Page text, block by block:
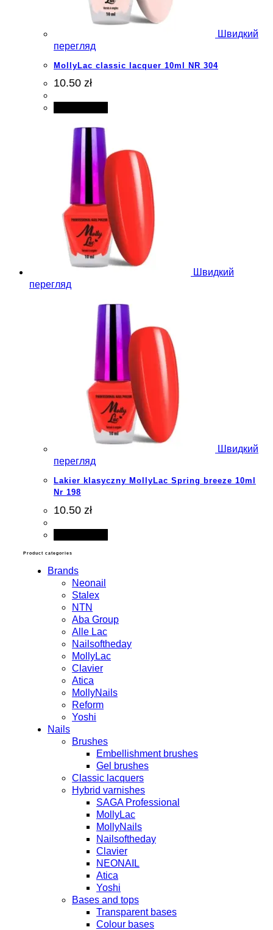
Швидкий
перегляд
MollyLac classic lacquer 10ml NR 304
10.50 zł
Швидкий
перегляд
Швидкий
перегляд
Lakier klasyczny MollyLac Spring breeze 10ml
Nr 198
10.50 zł
Product categories
Brands
Neonail
Stalex
NTN
Aba Group
Alle Lac
Nailsoftheday
MollyLac
Clavier
Atica
MollyNails
Reform
Yoshi
Nails
Brushes
Embellishment brushes
Gel brushes
Classic lacquers
Hybrid varnishes
SAGA Professional
MollyLac
MollyNails
Nailsoftheday
Clavier
NEONAIL
Atica
Yoshi
Bases and tops
Transparent bases
Colour bases